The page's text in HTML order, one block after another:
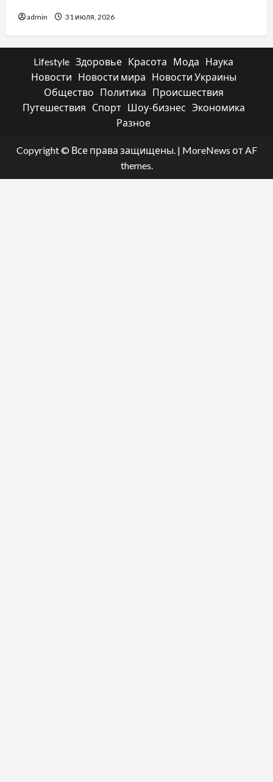
admin 31 июля, 2026
Lifestyle Здоровье Красота Мода
Наука
Новости
Новости мира
Новости Украины
Общество
Политика
Происшествия
Путешествия
Спорт Шоу-бизнес Экономика
Разное
Copyright © Все права защищены. | MoreNews от AF
themes.